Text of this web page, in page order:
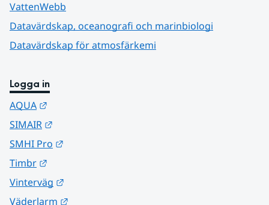
VattenWebb
Datavärdskap, oceanografi och marinbiologi
Datavärdskap för atmosfärkemi
Logga in
AQUA
SIMAIR
SMHI Pro
Timbr
Vinterväg
Väderlarm